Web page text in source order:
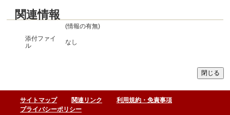
関連情報
(情報の有無)
添付ファイ
ル
なし
サイトマップ 関連リンク
利用規約・免責事項
プライバシーポリシー